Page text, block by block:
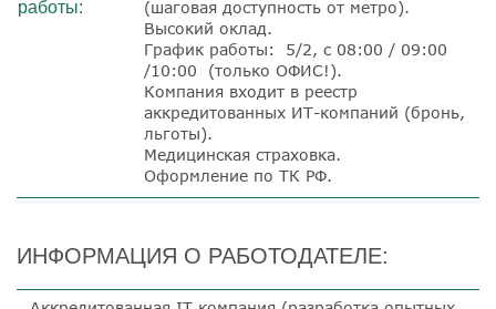
работы:
(шаговая доступность от метро).
Высокий оклад.
График работы: 5/2, с 08:00 / 09:00
/10:00 (только ОФИС!).
Компания входит в реестр
аккредитованных ИТ-компаний (бронь,
льготы).
Медицинская страховка.
Оформление по ТК РФ.
ИНФОРМАЦИЯ О РАБОТОДАТЕЛЕ: